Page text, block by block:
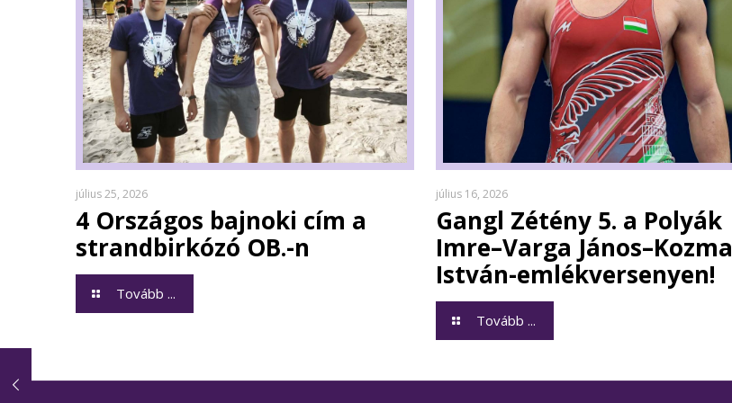
július 25, 2026
4 Országos bajnoki cím a
strandbirkózó OB.-n
Tovább ...
július 16, 2026
Gangl Zétény 5. a Polyák
Imre–Varga János–Kozma
István-emlékversenyen!
Tovább ...